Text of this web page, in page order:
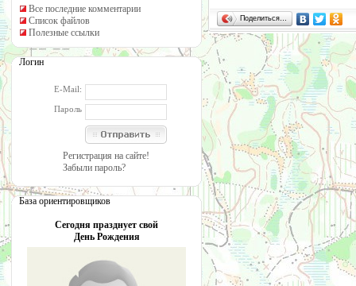
Все последние комментарии
Список файлов
Полезные ссылки
Логин
E-Mail:
Пароль
Регистрация на сайте!
Забыли пароль?
База ориентировщиков
Сегодня празднует свой
День Рождения
Поделиться…